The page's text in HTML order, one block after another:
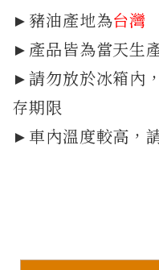
►豬油產地為台灣
►產品皆為當天生
►請勿放於冰箱內
存期限
►車內溫度較高，